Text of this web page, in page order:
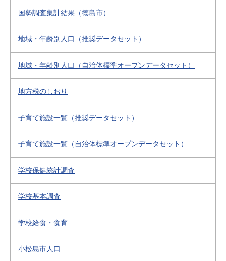
国勢調査集計結果（徳島市）
地域・年齢別人口（推奨データセット）
地域・年齢別人口（自治体標準オープンデータセット）
地方税のしおり
子育て施設一覧（推奨データセット）
子育て施設一覧（自治体標準オープンデータセット）
学校保健統計調査
学校基本調査
学校給食・食育
小松島市人口